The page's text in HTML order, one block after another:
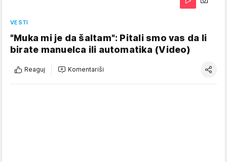
VESTI
"Muka mi je da šaltam": Pitali smo vas da li
birate manuelca ili automatika (Video)
Reaguj Komentariši